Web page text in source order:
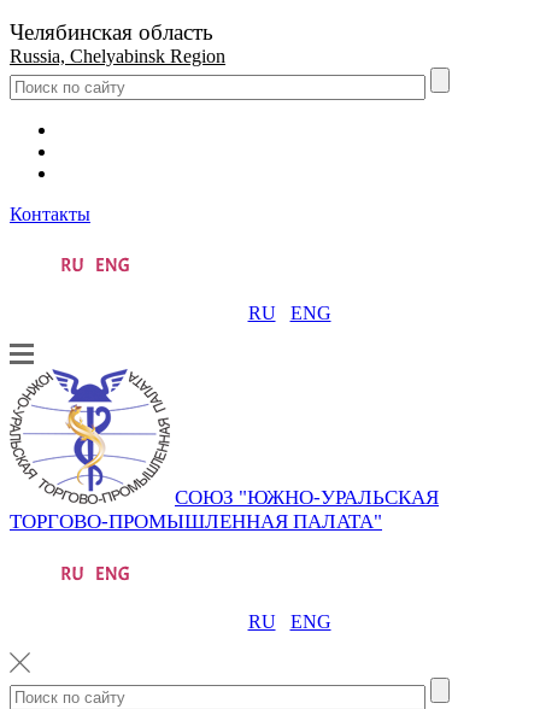
Челябинская область
Russia, Chelyabinsk Region
Контакты
RU ENG
СОЮЗ "ЮЖНО-УРАЛЬСКАЯ
ТОРГОВО-ПРОМЫШЛЕННАЯ ПАЛАТА"
RU ENG